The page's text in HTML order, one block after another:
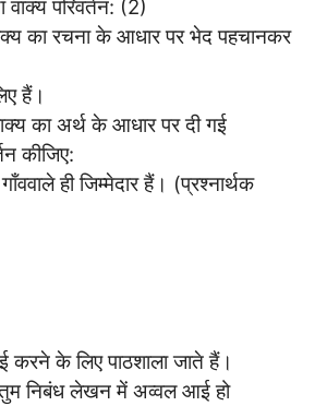
परिवर्तन: (2)
का रचना के आधार पर भेद पहचानकर
हैं।
का अर्थ के आधार पर दी गई
कीजिए:
ही जिम्मेदार हैं। (प्रश्नार्थक
करने के लिए पाठशाला जाते हैं।
तुम निबंध लेखन में अव्वल आई हो